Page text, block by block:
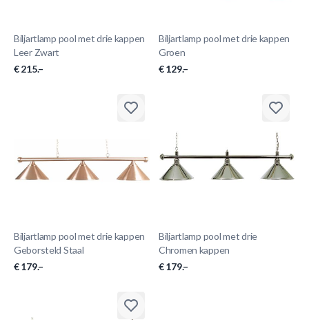
Biljartlamp pool met drie kappen
Leer Zwart
€ 215.–
Biljartlamp pool met drie kappen
Groen
€ 129.–
Biljartlamp pool met drie kappen
Geborsteld Staal
€ 179.–
Biljartlamp pool met drie
Chromen kappen
€ 179.–